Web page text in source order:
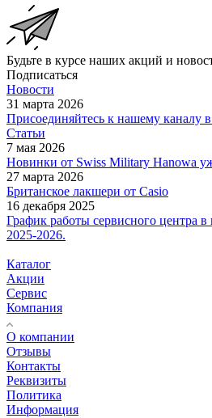
Будьте в курсе наших акций и
Подписаться
Новости
31 марта 2026
Присоединяйтесь к нашему
Статьи
7 мая 2026
Новинки от Swiss Military Hanowa
27 марта 2026
Британское лакшери от Casio
16 декабря 2025
График работы сервисного центра
2025-2026.
Каталог
Акции
Сервис
Компания
О компании
Отзывы
Контакты
Реквизиты
Политика
Информация